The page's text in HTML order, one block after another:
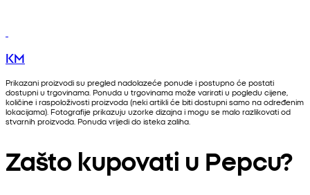
KM
Prikazani proizvodi su pregled nadolazeće ponude i postupno će postati
dostupni u trgovinama. Ponuda u trgovinama može varirati u pogledu cijene,
količine i raspoloživosti proizvoda (neki artikli će biti dostupni samo na određenim
lokacijama). Fotografije prikazuju uzorke dizajna i mogu se malo razlikovati od
stvarnih proizvoda. Ponuda vrijedi do isteka zaliha.
Zašto kupovati u Pepcu?